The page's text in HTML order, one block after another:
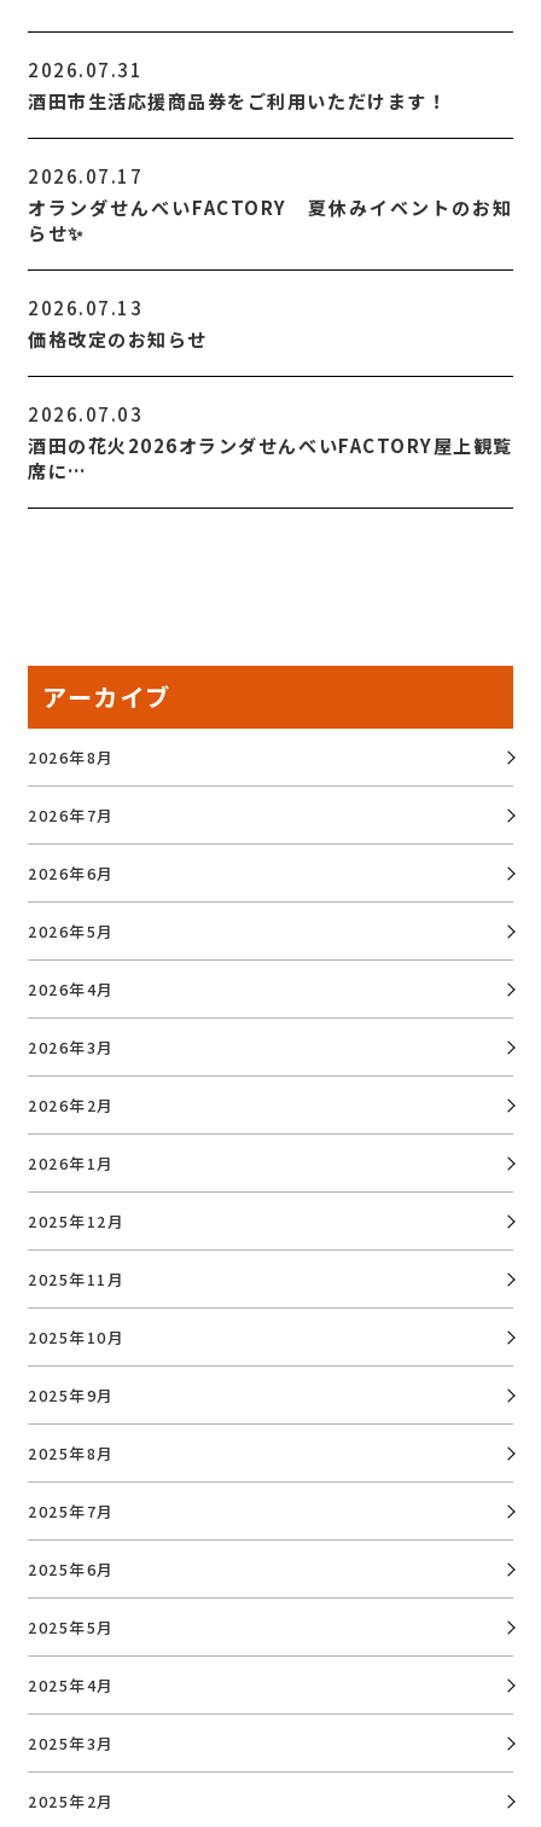
2026.07.31
酒田市生活応援商品券をご利用いただけます！
2026.07.17
オランダせんべいFACTORY 夏休みイベントのお知
らせ✨
2026.07.13
価格改定のお知らせ
2026.07.03
酒田の花火2026オランダせんべいFACTORY屋上観覧
席に…
アーカイブ
2026年8月
2026年7月
2026年6月
2026年5月
2026年4月
2026年3月
2026年2月
2026年1月
2025年12月
2025年11月
2025年10月
2025年9月
2025年8月
2025年7月
2025年6月
2025年5月
2025年4月
2025年3月
2025年2月